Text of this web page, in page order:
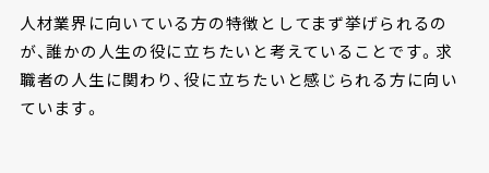
人材業界に向いている方の特徴としてまず挙げられるの
が、誰かの人生の役に立ちたいと考えていることです。求
職者の人生に関わり、役に立ちたいと感じられる方に向い
ています。